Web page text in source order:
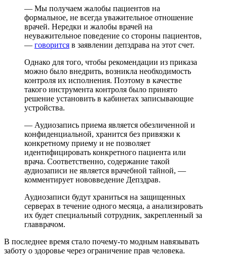
— Мы получаем жалобы пациентов на
формальное, не всегда уважительное отношение
врачей. Нередки и жалобы врачей на
неуважительное поведение со стороны пациентов,
— говорится в заявлении депздрава на этот счет.
Однако для того, чтобы рекомендации из приказа
можно было внедрить, возникла необходимость
контроля их исполнения. Поэтому в качестве
такого инструмента контроля было принято
решение установить в кабинетах записывающие
устройства.
— Аудиозапись приема является обезличенной и
конфиденциальной, хранится без привязки к
конкретному приему и не позволяет
идентифицировать конкретного пациента или
врача. Соответственно, содержание такой
аудиозаписи не является врачебной тайной, —
комментирует нововведение Депздрав.
Аудиозаписи будут храниться на защищенных
серверах в течение одного месяца, а анализировать
их будет специальный сотрудник, закрепленный за
главврачом.
В последнее время стало почему-то модным навязывать
заботу о здоровье через ограничение прав человека.